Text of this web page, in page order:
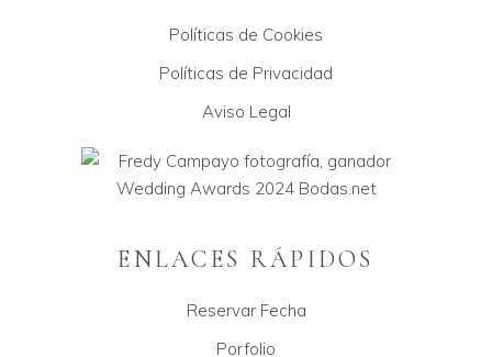
Políticas de Cookies
Políticas de Privacidad
Aviso Legal
ENLACES RÁPIDOS
Reservar Fecha
Porfolio